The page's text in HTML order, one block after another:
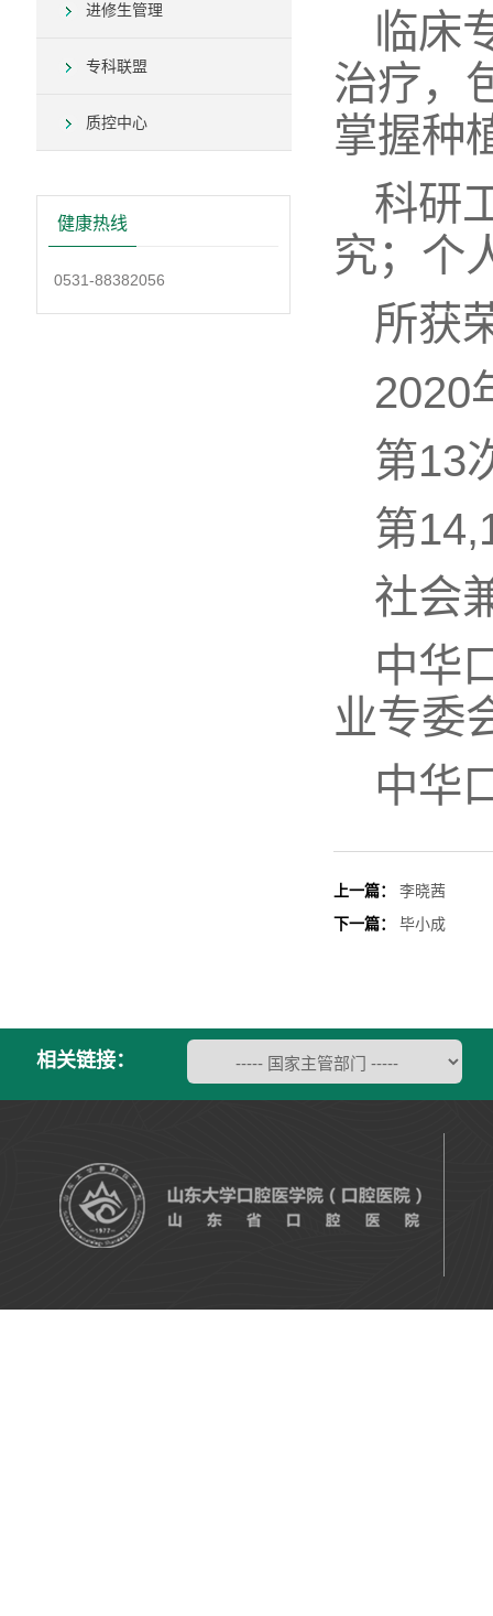
进修生管理
专科联盟
质控中心
健康热线
0531-88382056
临床
治疗，
掌握种
科研
究；个
所获
2020
第13
第
社会
中华
业专委
中华
上一篇：
李晓茜
下一篇：
毕小成
相关链接：